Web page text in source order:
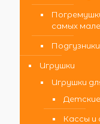
самых
Подгузники
Игрушки
Игрушки
Детские
Кассы и